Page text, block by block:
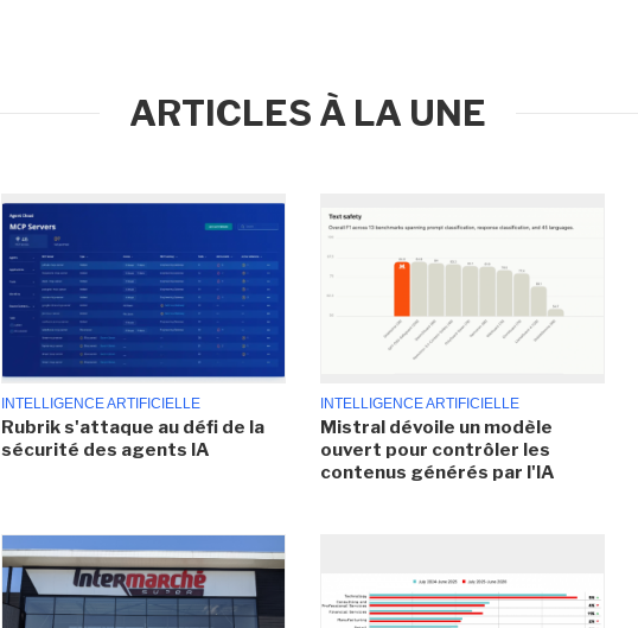
ARTICLES À LA UNE
INTELLIGENCE ARTIFICIELLE
Rubrik s'attaque au défi de la
sécurité des agents IA
INTELLIGENCE ARTIFICIELLE
Mistral dévoile un modèle
ouvert pour contrôler les
contenus générés par l'IA